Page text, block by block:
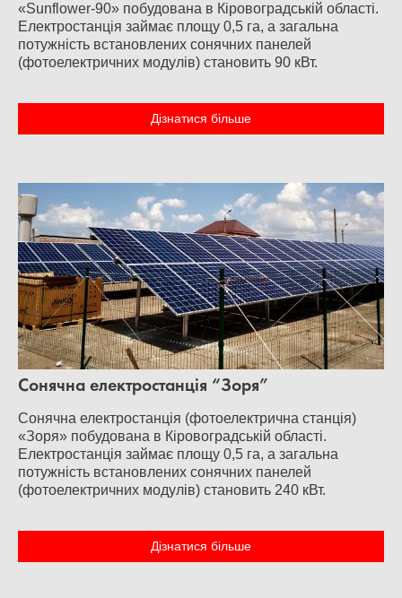
«Sunflower-90» побудована в Кіровоградській області.
Електростанція займає площу 0,5 га, а загальна
потужність встановлених сонячних панелей
(фотоелектричних модулів) становить 90 кВт.
Дізнатися більше
Сонячна електростанція “Зоря”
Сонячна електростанція (фотоелектрична станція)
«Зоря» побудована в Кіровоградській області.
Електростанція займає площу 0,5 га, а загальна
потужність встановлених сонячних панелей
(фотоелектричних модулів) становить 240 кВт.
Дізнатися більше